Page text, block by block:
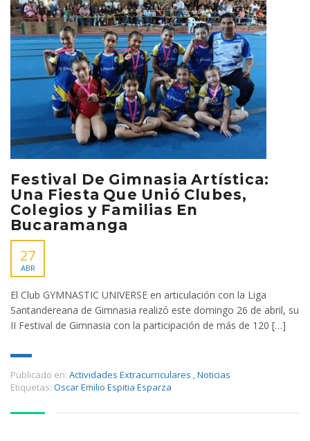
Festival De Gimnasia Artística:
Una Fiesta Que Unió Clubes,
Colegios y Familias En
Bucaramanga
27
ABR
El Club GYMNASTIC UNIVERSE en articulación con la Liga
Santandereana de Gimnasia realizó este domingo 26 de abril, su
II Festival de Gimnasia con la participación de más de 120 […]
Publicado en: Actividades Extracurriculares ,Noticias
Etiquetas: Oscar Emilio Espitia Esparza